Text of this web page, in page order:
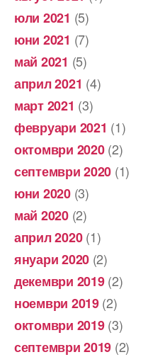
юли 2021 (5)
юни 2021 (7)
май 2021 (5)
април 2021 (4)
март 2021 (3)
февруари 2021 (1)
октомври 2020(2)
септември 2020 (1)
юни 2020(3)
май 2020(2)
април 2020(1)
януари 2020 (2)
декември 2019(2)
ноември 2019(2)
октомври 2019(3)
септември 2019 (2)